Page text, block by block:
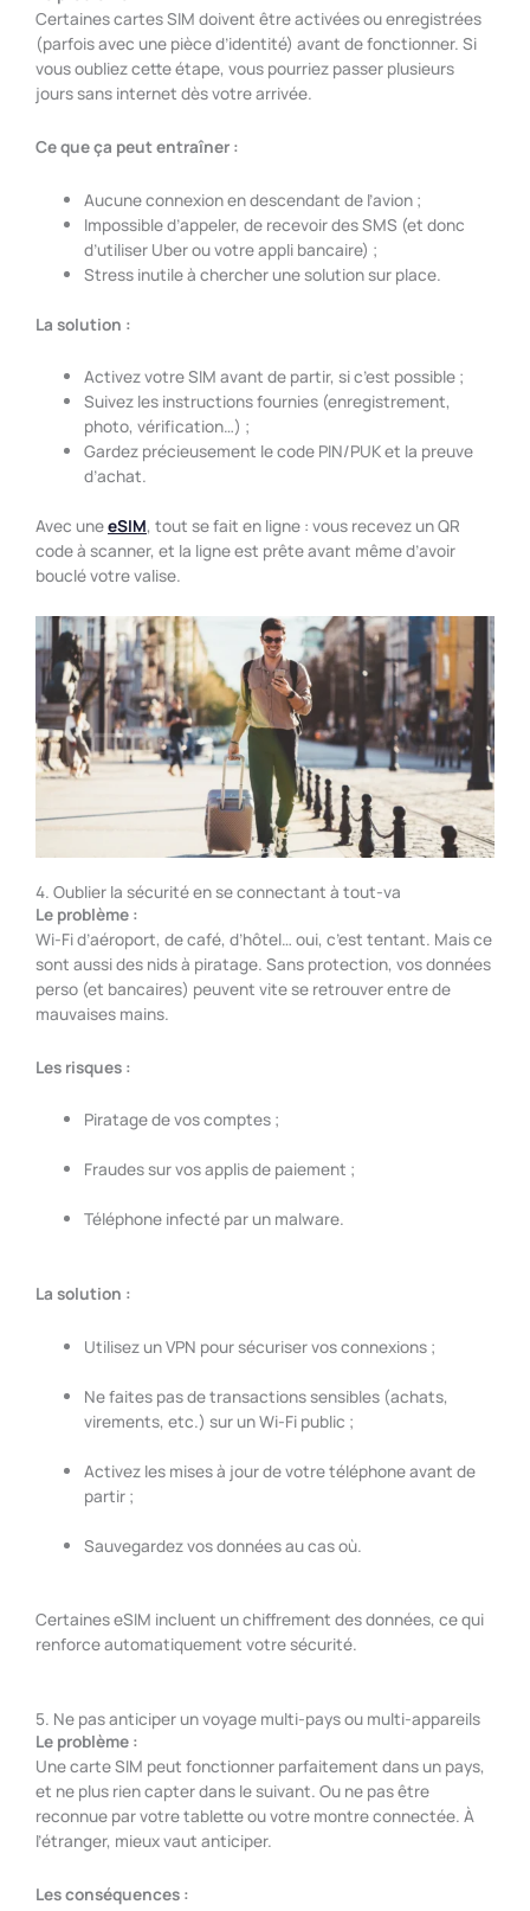
Certaines cartes SIM doivent être activées ou enregistrées
(parfois avec une pièce d’identité) avant de fonctionner. Si
vous oubliez cette étape, vous pourriez passer plusieurs
jours sans internet dès votre arrivée.
Ce que ça peut entraîner :
Aucune connexion en descendant de l’avion ;
Impossible d’appeler, de recevoir des SMS (et donc
d’utiliser Uber ou votre appli bancaire) ;
Stress inutile à chercher une solution sur place.
La solution :
Activez votre SIM avant de partir, si c’est possible ;
Suivez les instructions fournies (enregistrement,
photo, vérification…) ;
Gardez précieusement le code PIN/PUK et la preuve
d’achat.
Avec uneeSIM, tout se fait en ligne : vous recevez un QR
code à scanner, et la ligne est prête avant même d’avoir
bouclé votre valise.
4. Oublier la sécurité en se connectant à tout-va
Le problème :
Wi-Fi d’aéroport, de café, d’hôtel… oui, c’est tentant. Mais ce
sont aussi des nids à piratage. Sans protection, vos données
perso (et bancaires) peuvent vite se retrouver entre de
mauvaises mains.
Les risques :
Piratage de vos comptes ;
Fraudes sur vos applis de paiement ;
Téléphone infecté par un malware.
La solution :
Utilisez un VPN pour sécuriser vos connexions ;
Ne faites pas de transactions sensibles (achats,
virements, etc.) sur un Wi-Fi public ;
Activez les mises à jour de votre téléphone avant de
partir ;
Sauvegardez vos données au cas où.
Certaines eSIM incluent un chiffrement des données, ce qui
renforce automatiquement votre sécurité.
5. Ne pas anticiper un voyage multi-pays ou multi-appareils
Le problème :
Une carte SIM peut fonctionner parfaitement dans un pays,
et ne plus rien capter dans le suivant. Ou ne pas être
reconnue par votre tablette ou votre montre connectée. À
l’étranger, mieux vaut anticiper.
Les conséquences :